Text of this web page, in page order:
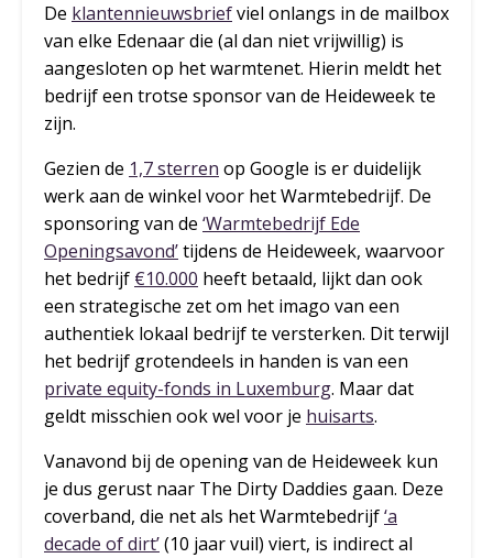
De klantennieuwsbriefviel onlangs in de mailbox
van elke Edenaar die (al dan niet vrijwillig) is
aangesloten op het warmtenet. Hierin meldt het
bedrijf een trotse sponsor van de Heideweek te
zijn.
Gezien de 1,7 sterren op Google is er duidelijk
werk aan de winkel voor het Warmtebedrijf. De
sponsoring van de ‘Warmtebedrijf Ede
Openingsavond’tijdens de Heideweek, waarvoor
het bedrijf €10.000 heeft betaald, lijkt dan ook
een strategische zet om het imago van een
authentiek lokaal bedrijf te versterken. Dit terwijl
het bedrijf grotendeels in handen is van een
private equity-fonds in Luxemburg. Maar dat
geldt misschien ook wel voor je huisarts.
Vanavond bij de opening van de Heideweek kun
je dus gerust naar The Dirty Daddies gaan. Deze
coverband, die net als het Warmtebedrijf‘a
decade of dirt’(10 jaar vuil) viert, is indirect al